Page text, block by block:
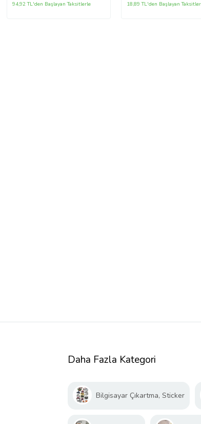
94,92 TL'den Başlayan Taksitlerle 18,89 TL'den Başlayan
Daha Fazla Kategori
Bilgisayar Çıkartma, Sticker